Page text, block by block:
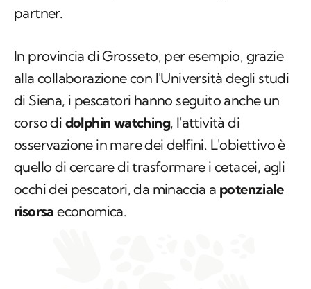
partner.
In provincia di Grosseto, per esempio, grazie
alla collaborazione con l'Università degli studi
di Siena, i pescatori hanno seguito anche un
corso di dolphin watching, l'attività di
osservazione in mare dei delfini. L'obiettivo è
quello di cercare di trasformare i cetacei, agli
occhi dei pescatori, da minaccia a potenziale
risorsa economica.